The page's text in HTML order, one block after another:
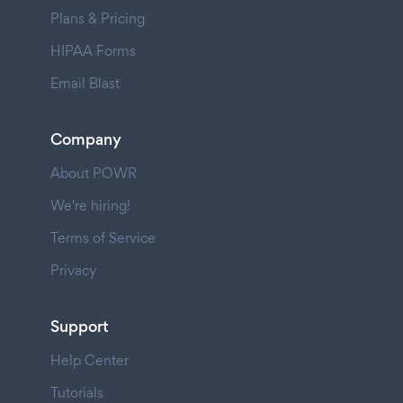
Plans & Pricing
HIPAA Forms
Email Blast
Company
About POWR
We're hiring!
Terms of Service
Privacy
Support
Help Center
Tutorials